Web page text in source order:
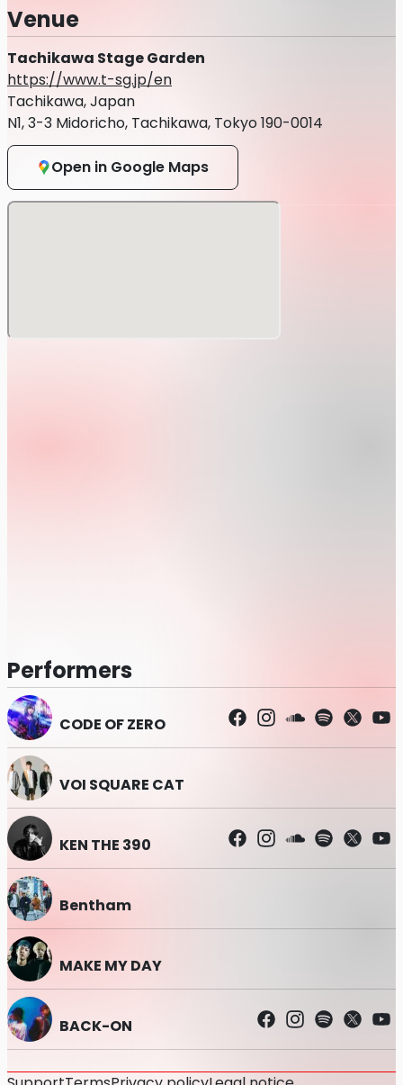
国内だけでなく世界中にサムライ魂の如く力強く響くステー
ジを届けます。
--------------------
SAMURAI SONICではSDGs「世界を変えるための17の目
標」に賛同し、持続可能な開発目標に貢献いたします。
--------------------
■「SAMURAI SONIC vol.1」開催概要
VIP席：20,000円（1階席中央 前方1〜2列）
■ご来場される皆様へ ご協力をお願いいたします
新型コロナウイルス感染の影響が懸念されることから、
行政の対策方針ルールに基づいた感染予防対策を行い、会場
施設の立川ステージガーデン様と協力しながら、安全なイベ
ント開催を目指し当イベントでは様々な対策を行っておりま
す。
令和3年10月31日から開始する東京都の基本的対策徹底期間
におけるイベントの開催制限等の基準に基づき開催いたしま
すが、ご来場いただけます皆様の新型コロナウイルス拡散防
止対策へのご協力が不可欠です。
SAMURAI SONICでは皆様に少しでも一緒に盛り上がれる企
画をお届けしたいと考え、ささやかではありますが、スティ
ックバルーンやオリジナルグッズのタオル・Tシャツなども
ご用意いたしました。
スティックバルーンについては、SAMURAI SONIC公式LINE
のお友達登録をして下さった方に先着で無料プレゼントの企
がございます。)
Venue
Tachikawa Stage Garden
https://www.t-sg.jp/en
Tachikawa, Japan
N1, 3-3 Midoricho, Tachikawa, Tokyo 190-0014
Open in Google Maps
Performers
CODE OF ZERO
VOI SQUARE CAT
KEN THE 390
Bentham
MAKE MY DAY
BACK-ON